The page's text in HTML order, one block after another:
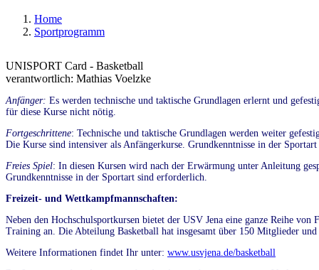
Home
Sportprogramm
UNISPORT Card - Basketball
verantwortlich: Mathias Voelzke
Anfänger: Es werden technische und taktische Grundlagen erlernt und
für diese Kurse nicht nötig.
Fortgeschrittene: Technische und taktische Grundlagen werden weiter
Die Kurse sind intensiver als Anfängerkurse. Grundkenntnisse in der
Freies Spiel: In diesen Kursen wird nach der Erwärmung unter Anleitung
Grundkenntnisse in der Sportart sind erforderlich.
Freizeit- und Wettkampfmannschaften:
Neben den Hochschulsportkursen bietet der USV Jena eine ganze Reihe
Training an. Die Abteilung Basketball hat insgesamt über 150 Mitglieder
Weitere Informationen findet Ihr unter: www.usvjena.de/basketball